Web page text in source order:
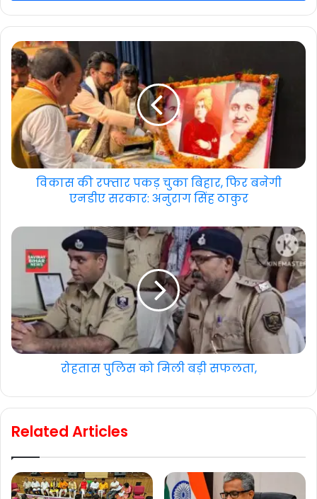
विकास की रफ्तार पकड़ चुका बिहार, फिर बनेगी
एनडीए सरकार: अनुराग सिंह ठाकुर
रोहतास पुलिस को मिली बड़ी सफलता,
Related Articles